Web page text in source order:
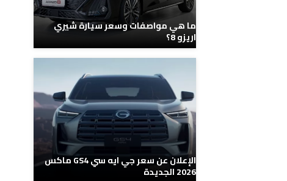
ما هي مواصفات وسعر سيارة شيري
اريزو 8؟
الإعلان عن سعر جي ايه سي GS4 ماكس
2026 الجديدة